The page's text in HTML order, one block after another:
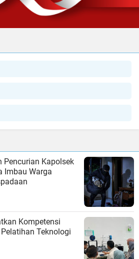
Pencurian Kapolsek
Imbau Warga
Kompetensi
Teknologi